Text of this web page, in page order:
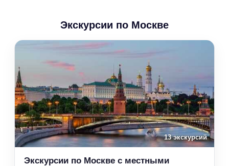
Экскурсии по Москве
13 экскурсий
Экскурсии по Москве с местными